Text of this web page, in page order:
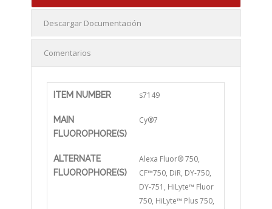
Descargar Documentación
Comentarios
ITEM NUMBER s7149
MAIN
FLUOROPHORE(S)
Cy®7
ALTERNATE
FLUOROPHORE(S)
Alexa Fluor® 750,
CF™750, DiR, DY-750,
DY-751, HiLyte™ Fluor
750, HiLyte™ Plus 750,